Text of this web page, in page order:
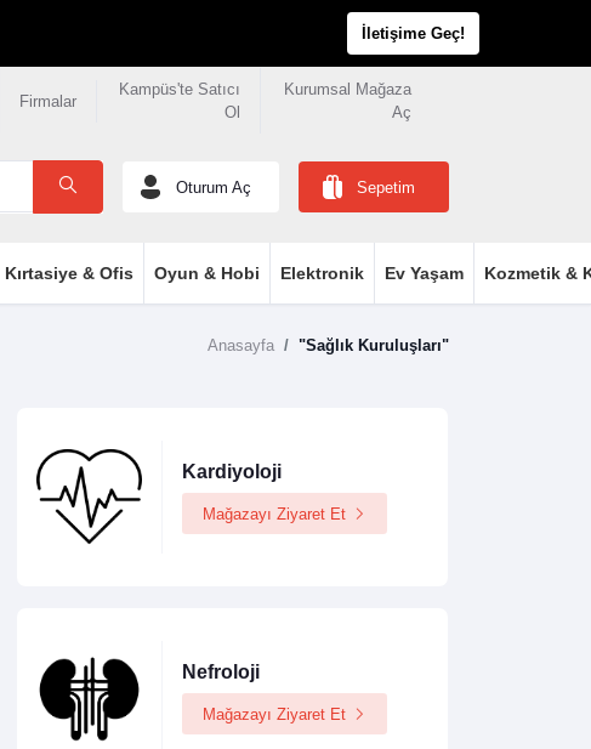
İletişime Geç!
Firmalar
Kampüs'te Satıcı
Ol
Kurumsal Mağaza
Aç
Oturum Aç Sepetim
Kırtasiye & Ofis Oyun & Hobi Elektronik Ev Yaşam Kozmetik &
Anasayfa "Sağlık Kuruluşları"
Kardiyoloji
Mağazayı Ziyaret Et
Nefroloji
Mağazayı Ziyaret Et